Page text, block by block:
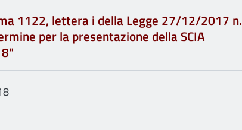
1122, lettera i della Legge 27/12/2017 n.
per la presentazione della SCIA